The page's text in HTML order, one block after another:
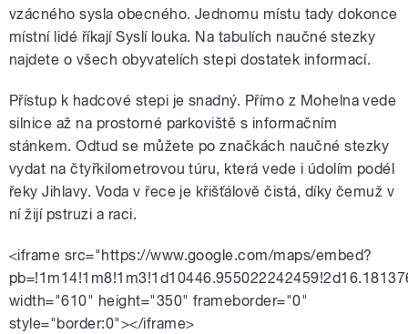
vzácného sysla obecného. Jednomu místu tady dokonce
místní lidé říkají Syslí louka. Na tabulích naučné stezky
najdete o všech obyvatelích stepi dostatek informací.
Přístup k hadcové stepi je snadný. Přímo z Mohelna vede
silnice až na prostorné parkoviště s informačním
stánkem. Odtud se můžete po značkách naučné stezky
vydat na čtyřkilometrovou túru, která vede i údolím podél
řeky Jihlavy. Voda v řece je křišťálově čistá, díky čemuž v
ní žijí pstruzi a raci.
<iframe src="https://www.google.com/maps/embed?
width="610" height="350" frameborder="0"
style="border:0"></iframe>